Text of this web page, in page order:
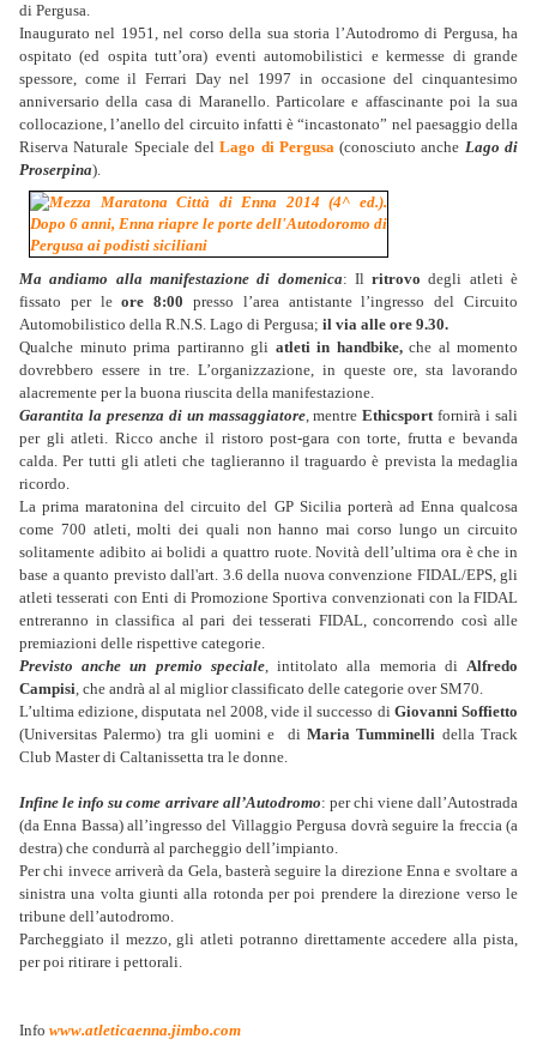
di Pergusa.
Inaugurato nel 1951, nel corso della sua storia l’Autodromo di Pergusa, ha
ospitato (ed ospita tutt’ora) eventi automobilistici e kermesse di grande
spessore, come il Ferrari Day nel 1997 in occasione del cinquantesimo
anniversario della casa di Maranello. Particolare e affascinante poi la sua
collocazione, l’anello del circuito infatti è “incastonato” nel paesaggio della
Riserva Naturale Speciale delLago di Pergusa(conosciuto anche Lago di
Proserpina).
Ma andiamo alla manifestazione di domenica: Ilritrovo degli atleti è
fissato per leore 8:00 presso l’area antistante l’ingresso del Circuito
Automobilistico della R.N.S. Lago di Pergusa; il via alle ore 9.30.
Qualche minuto prima partiranno gli atleti in handbike,che al momento
dovrebbero essere in tre. L’organizzazione, in queste ore, sta lavorando
alacremente per la buona riuscita della manifestazione.
Garantita la presenza di un massaggiatore, mentreEthicsportfornirà i sali
per gli atleti. Ricco anche il ristoro post-gara con torte, frutta e bevanda
calda. Per tutti gli atleti che taglieranno il traguardo è prevista la medaglia
ricordo.
La prima maratonina del circuito del GP Sicilia porterà ad Enna qualcosa
come 700 atleti, molti dei quali non hanno mai corso lungo un circuito
solitamente adibito ai bolidi a quattro ruote. Novità dell’ultima ora è che in
base a quanto previsto dall'art. 3.6 della nuova convenzione FIDAL/EPS, gli
atleti tesserati con Enti di Promozione Sportiva convenzionati con la FIDAL
entreranno in classifica al pari dei tesserati FIDAL, concorrendo così alle
premiazioni delle rispettive categorie.
Previsto anche un premio speciale, intitolato alla memoria diAlfredo
Campisi, che andrà al al miglior classificato delle categorie over SM70.
L’ultima edizione, disputata nel 2008, vide il successo di Giovanni Soffietto
(Universitas Palermo) tra gli uomini e diMaria Tumminelli della Track
Club Master di Caltanissetta tra le donne.
Infine le info su come arrivare all’Autodromo: per chi viene dall’Autostrada
(da Enna Bassa) all’ingresso del Villaggio Pergusa dovrà seguire la freccia (a
destra) che condurrà al parcheggio dell’impianto.
Per chi invece arriverà da Gela, basterà seguire la direzione Enna e svoltare a
sinistra una volta giunti alla rotonda per poi prendere la direzione verso le
tribune dell’autodromo.
Parcheggiato il mezzo, gli atleti potranno direttamente accedere alla pista,
per poi ritirare i pettorali.
Info www.atleticaenna.jimbo.com